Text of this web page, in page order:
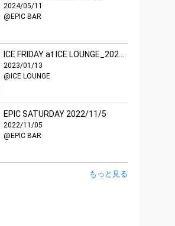
2024/05/11
@EPIC BAR
2023/01/13
@ICE LOUNGE
EPIC SATURDAY 2022/11/5
2022/11/05
@EPIC BAR
もっと見る